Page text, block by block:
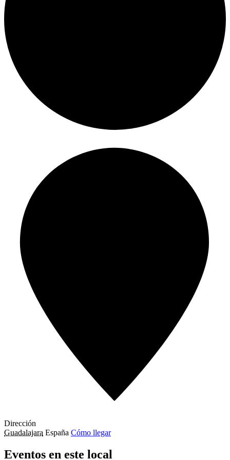
Dirección
Guadalajara España Cómo llegar
Eventos en este local